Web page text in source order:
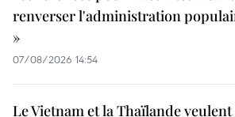
renverser l'administration
»
07/08/2026 14:54
Le Vietnam et la Thaïlande veulent